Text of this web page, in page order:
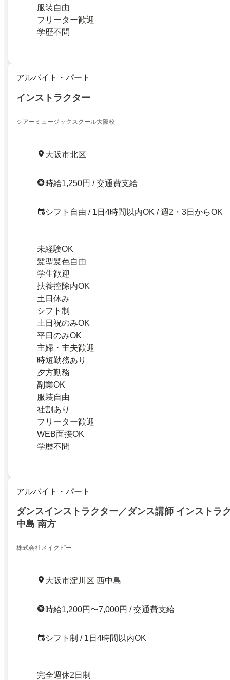
服装自由
フリーター歓迎
学歴不問
アルバイト・パート
インストラクター
シアーミュージックスクール大阪校
大阪市北区
時給1,250円 / 交通費支給
シフト自由 / 1日4時間以内OK / 週2・3日からOK
未経験OK
髪型髪色自由
学生歓迎
扶養控除内OK
土日休み
シフト制
土日祝のみOK
平日のみOK
主婦・主夫歓迎
時短勤務あり
夕方勤務
副業OK
服装自由
社割あり
フリーター歓迎
WEB面接OK
学歴不問
アルバイト・パート
ダンスインストラクター／ダンス講師 インストラ
中島 南方
株式会社メイクビー
大阪市淀川区 西中島
時給1,200円〜7,000円 / 交通費支給
シフト制 / 1日4時間以内OK
完全週休2日制